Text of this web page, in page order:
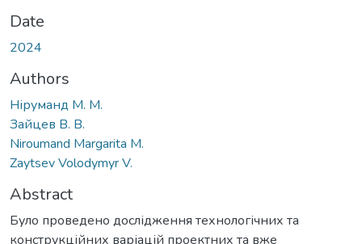
Date
2024
Authors
Ніруманд М. М.
Зайцев В. В.
Niroumand Margarita М.
Zaytsev Volodymyr V.
Abstract
Було проведено дослідження технологічних та
конструкційних варіацій проектних та вже